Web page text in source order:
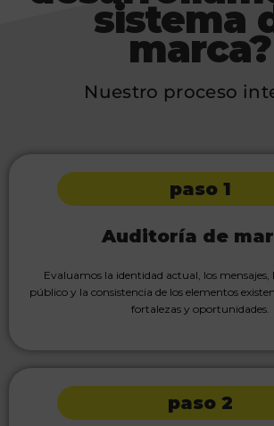
sistema
marca?
Nuestro proceso
paso 1
Auditoría de
Evaluamos la identidad actual, los mensajes,
público y la consistencia de los elementos
fortalezas y oportunidades.
paso 2